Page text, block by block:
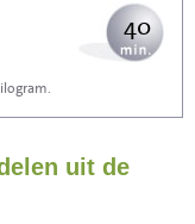
40
132
uit de